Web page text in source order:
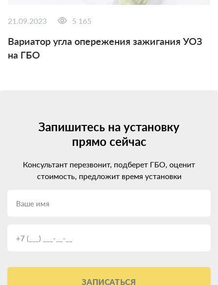
21.09.2023 5 165
Вариатор угла опережения зажигания УОЗ
на ГБО
Запишитесь на установку
прямо сейчас
Консультант перезвонит, подберет ГБО, оценит
стоимость, предложит время установки
ЗАПИСАТЬСЯ